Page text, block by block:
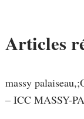
Articles
massy
– ICC MASSY-